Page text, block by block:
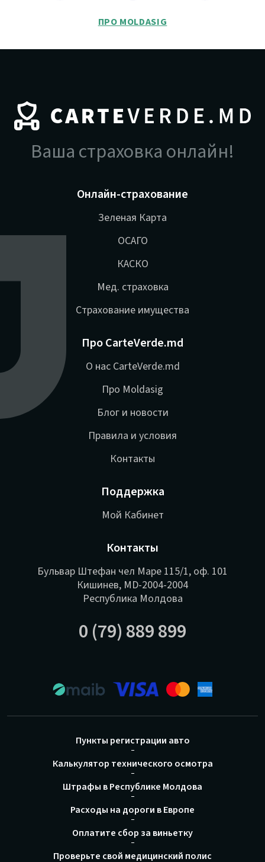
ПРО MOLDASIG
Ваша страховка онлайн!
Онлайн-страхование
Зеленая Карта
ОСАГО
КАСКО
Мед. страховка
Страхование имущества
Про CarteVerde.md
О нас CarteVerde.md
Про Moldasig
Блог и новости
Правила и условия
Контакты
Поддержка
Мой Кабинет
Контакты
Бульвар Штефан чел Маре 115/1, оф. 101
Кишинев, MD-2004-2004
Республика Молдова
0 (79) 889 899
Пункты регистрации авто
Калькулятор технического осмотра
Штрафы в Республике Молдова
Расходы на дороги в Европе
Оплатите сбор за виньетку
Проверьте свой медицинский полис